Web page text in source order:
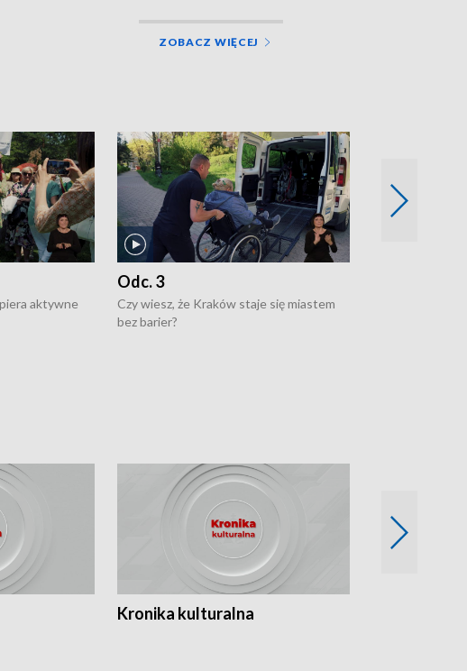
ZOBACZ WIĘCEJ
aktywne
Odc. 3
Czy wiesz, że Kraków staje się miastem
bez barier?
Kronika kulturalna